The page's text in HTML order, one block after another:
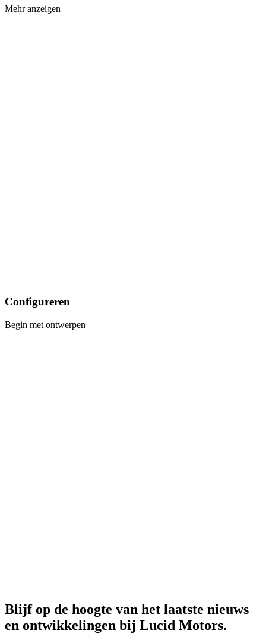
Mehr anzeigen
Configureren
Begin met ontwerpen
Blijf op de hoogte van het laatste nieuws
en ontwikkelingen bij Lucid Motors.